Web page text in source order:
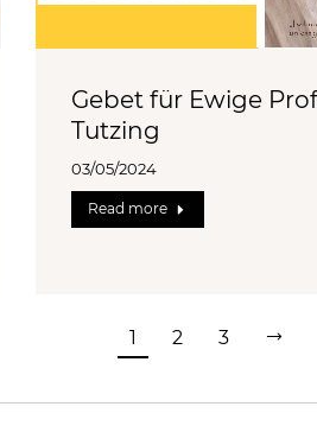
Gebet für Ewige
Tutzing
03/05/2024
Read more
1 2 3